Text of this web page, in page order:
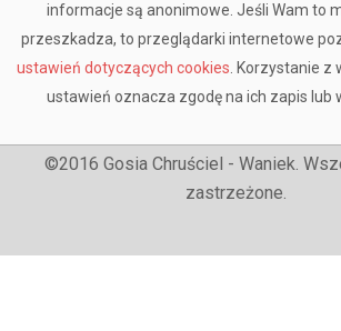
informacje są anonimowe. Jeśli Wam to
przeszkadza, to przeglądarki internetowe
ustawień dotyczących cookies . Korzystanie
ustawień oznacza zgodę na ich zapis lub
©2016 Gosia Chruściel - Waniek.
zastrzeżone.